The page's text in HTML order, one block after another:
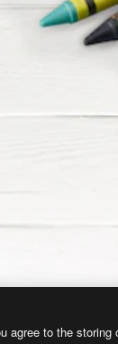
agree to the